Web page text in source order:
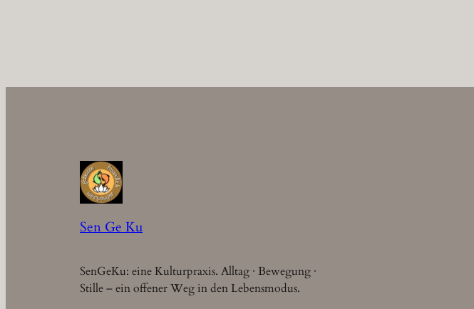
Sen Ge Ku
SenGeKu: eine Kulturpraxis. Alltag · Bewegung ·
Stille – ein offener Weg in den Lebensmodus.